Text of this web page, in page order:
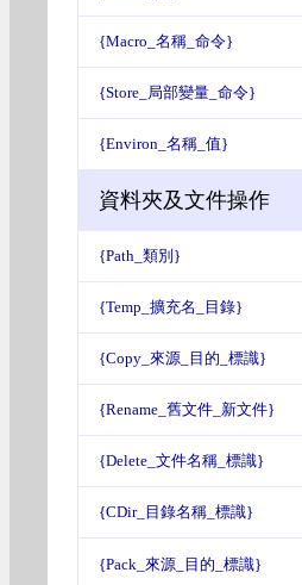
{Macro_名稱_命令}
{Store_局部變量_命令}
{Environ_名稱_值}
資料夾及文件操作
{Path_類別}
{Temp_擴充名_目錄}
{Copy_來源_目的_標識}
{Rename_舊文件_新文件}
{Delete_文件名稱_標識}
{CDir_目錄名稱_標識}
{Pack_來源_目的_標識}